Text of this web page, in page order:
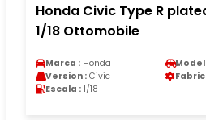
Honda Civic Type R
1/18 Ottomobile
Marca : Honda
Version : Civic
Escala : 1/18